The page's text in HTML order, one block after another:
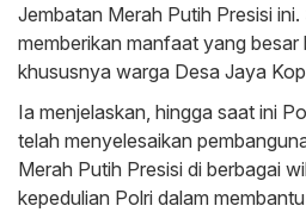
Jembatan Merah Putih Presisi
memberikan manfaat yang besar
khususnya warga Desa Jaya
Ia menjelaskan, hingga saat ini
telah menyelesaikan
Merah Putih Presisi di berbagai
kepedulian Polri dalam